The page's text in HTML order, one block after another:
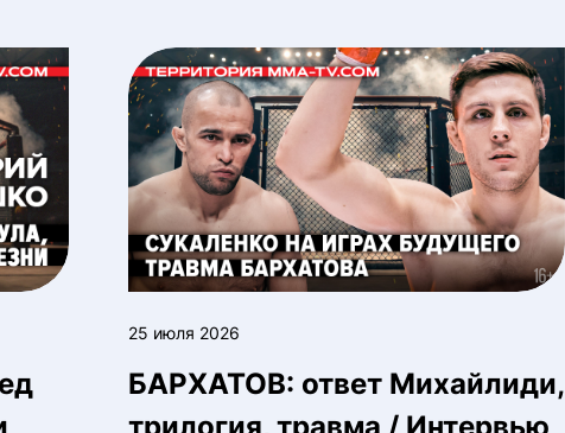
25 июля 2026
БАРХАТОВ: ответ Михайлиди,